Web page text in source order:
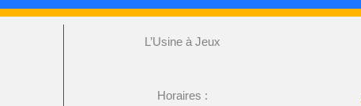
L’Usine à Jeux
Horaires :